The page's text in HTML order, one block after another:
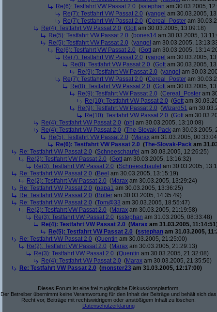
Re(6): Testfahrt VW Passat 2.0 (sstephan am 30.03.2005,
Re(7): Testfahrt VW Passat 2.0 (yangel am 30.03.2005,
Re(7): Testfahrt VW Passat 2.0 (Cereal_Poster am
Re(4): Testfahrt VW Passat 2.0 (Gott am 30.03.2005, 13:09:18)
Re(5): Testfahrt VW Passat 2.0 (bones14 am 30.03.2005,
Re(5): Testfahrt VW Passat 2.0 (yangel am 30.03.2005,
Re(6): Testfahrt VW Passat 2.0 (Gott am 30.03.2005,
Re(7): Testfahrt VW Passat 2.0 (yangel am 30.03.2005,
Re(8): Testfahrt VW Passat 2.0 (Gott am 30.03.2005,
Re(9): Testfahrt VW Passat 2.0 (yangel am
Re(7): Testfahrt VW Passat 2.0 (Cereal_Poster am
Re(8): Testfahrt VW Passat 2.0 (Gott am 30.03.2005,
Re(9): Testfahrt VW Passat 2.0 (Cereal_Poster am
Re(10): Testfahrt VW Passat 2.0 (Gott am
Re(9): Testfahrt VW Passat 2.0 (Wizard51 am
Re(10): Testfahrt VW Passat 2.0 (Gott am
Re(4): Testfahrt VW Passat 2.0 (phj am 30.03.2005, 13:10:08)
Re(4): Testfahrt VW Passat 2.0 (The-Slovak-Pack am 30.03.2005,
Re(5): Testfahrt VW Passat 2.0 (Marax am 31.03.2005,
Re(6): Testfahrt VW Passat 2.0 (The-Slovak-Pack am
Re: Testfahrt VW Passat 2.0 (Schneeschaufel am 30.03.2005, 12:26:25)
Re(2): Testfahrt VW Passat 2.0 (Gott am 30.03.2005, 13:16:32)
Re(3): Testfahrt VW Passat 2.0 (Schneeschaufel am 30.03.2005,
Re: Testfahrt VW Passat 2.0 (Beel am 30.03.2005, 13:15:19)
Re(2): Testfahrt VW Passat 2.0 (Marax am 30.03.2005, 13:29:24)
Re: Testfahrt VW Passat 2.0 (papa1 am 30.03.2005, 13:36:25)
Re: Testfahrt VW Passat 2.0 (Botter am 30.03.2005, 14:35:49)
Re: Testfahrt VW Passat 2.0 (Tom@33 am 30.03.2005, 18:55:47)
Re(2): Testfahrt VW Passat 2.0 (Marax am 30.03.2005, 21:19:58)
Re(3): Testfahrt VW Passat 2.0 (sstephan am 31.03.2005, 08:33:48)
Re(4): Testfahrt VW Passat 2.0 (Marax am 31.03.2005,
Re(5): Testfahrt VW Passat 2.0 (sstephan am 31.03.2005,
Re: Testfahrt VW Passat 2.0 (Quentin am 30.03.2005, 21:25:00)
Re(2): Testfahrt VW Passat 2.0 (Marax am 30.03.2005, 21:29:13)
Re(3): Testfahrt VW Passat 2.0 (Quentin am 30.03.2005, 21:32:08)
Re(4): Testfahrt VW Passat 2.0 (Marax am 30.03.2005, 21:35:56)
Re: Testfahrt VW Passat 2.0 (monster23 am 31.03.2005, 12:17:00)
Dieses Forum ist eine frei zugängliche Diskussionsplattform.
Der Betreiber übernimmt keine Verantwortung für den Inhalt der Beiträge und behält sich das
Recht vor, Beiträge mit rechtswidrigem oder anstößigem Inhalt zu löschen.
Datenschutzerklärung